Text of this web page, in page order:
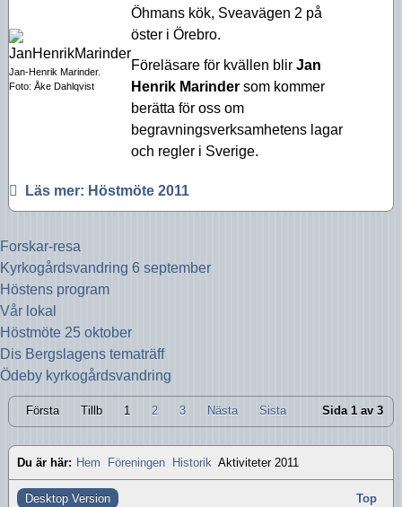
Jan-Henrik Marinder.
Foto: Åke Dahlqvist
Öhmans kök, Sveavägen 2 på
öster i Örebro.
Föreläsare för kvällen blir Jan
Henrik Marinder som kommer
berätta för oss om
begravningsverksamhetens lagar
och regler i Sverige.
Läs mer: Höstmöte 2011
Forskar-resa
Kyrkogårdsvandring 6 september
Höstens program
Vår lokal
Höstmöte 25 oktober
Dis Bergslagens tematräff
Ödeby kyrkogårdsvandring
Sida 1 av 3
Första Tillb 1 2 3 Nästa Sista
Du är här: Hem Föreningen Historik Aktiviteter 2011
Desktop Version Top